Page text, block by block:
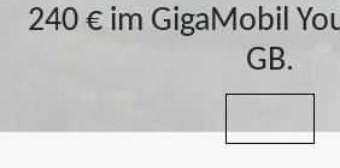
240 € im GigaMobil
GB.